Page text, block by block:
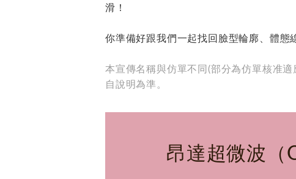
滑！
你準備好跟我們一起找回臉型輪廓、體態
本宣傳名稱與仿單不同(部分為仿單核准
自說明為準。
昂達超微波（